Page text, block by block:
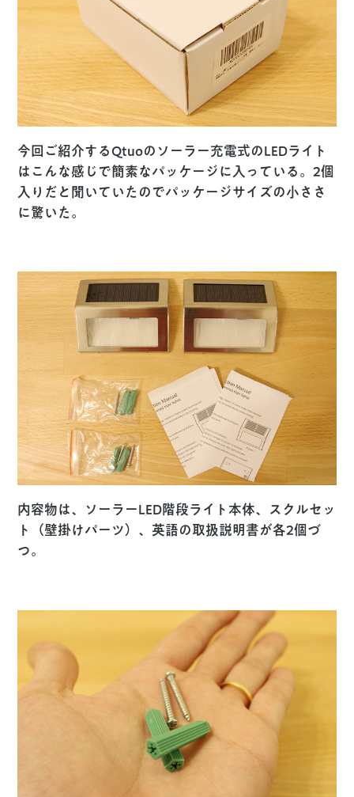
今回ご紹介するQtuoのソーラー充電式のLEDライト
はこんな感じで簡素なパッケージに入っている。2個
入りだと聞いていたのでパッケージサイズの小ささ
に驚いた。
内容物は、ソーラーLED階段ライト本体、スクルセッ
ト（壁掛けパーツ）、英語の取扱説明書が各2個づ
つ。